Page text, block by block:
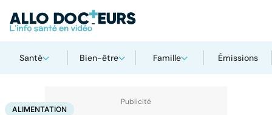
Santé Bien-être Famille Émissions
AccueilBien-être Nutrition Alimentation
ALIMENTATION